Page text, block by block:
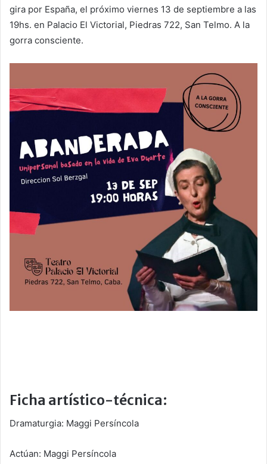
gira por España, el próximo viernes 13 de septiembre a las
19hs. en Palacio El Victorial, Piedras 722, San Telmo. A la
gorra consciente.
Ficha artístico-técnica:
Dramaturgia: Maggi Persíncola
Actúan: Maggi Persíncola